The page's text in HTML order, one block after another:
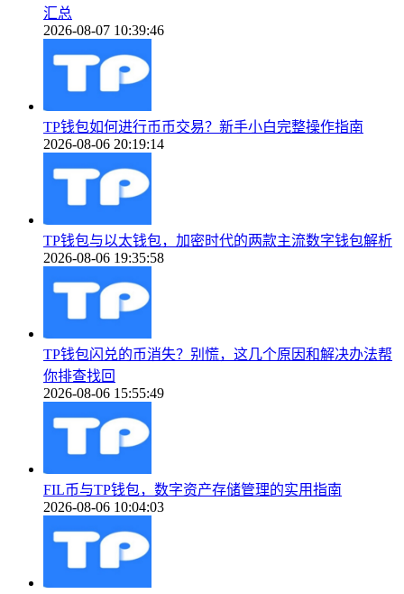
汇总
2026-08-07 10:39:46
TP钱包如何进行币币交易？新手小白完整操作指南
2026-08-06 20:19:14
TP钱包与以太钱包，加密时代的两款主流数字钱包解析
2026-08-06 19:35:58
TP钱包闪兑的币消失？别慌，这几个原因和解决办法帮
你排查找回
2026-08-06 15:55:49
FIL币与TP钱包，数字资产存储管理的实用指南
2026-08-06 10:04:03